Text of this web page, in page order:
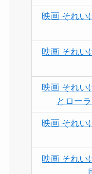
映画 それい
映画 それい
映画 それい
とロー
映画 それい
映画 それい